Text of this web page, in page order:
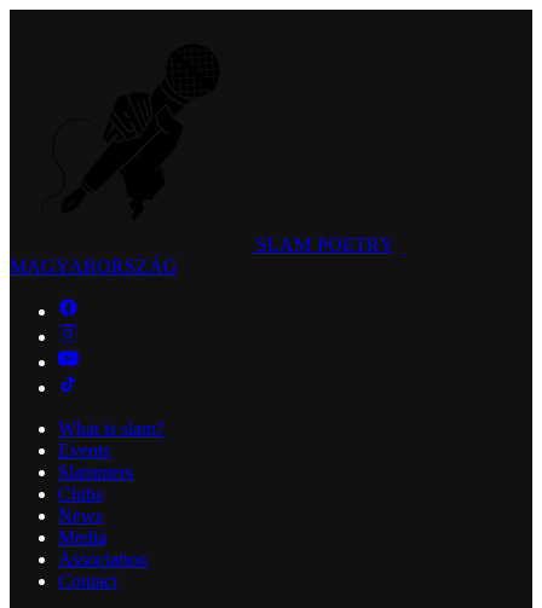
SLAM POETRY
MAGYARORSZÁG
What is slam?
Events
Slammers
Clubs
News
Media
Association
Contact